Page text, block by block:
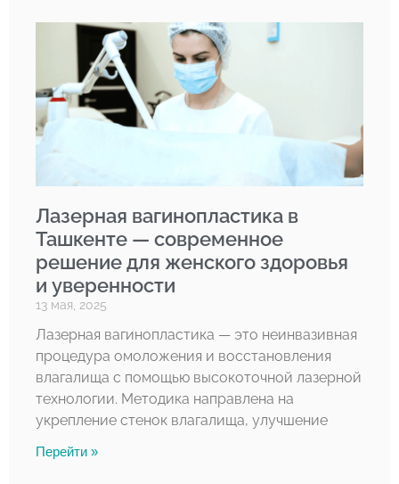
Лазерная вагинопластика в
Ташкенте — современное
решение для женского здоровья
и уверенности
13 мая, 2025
Лазерная вагинопластика — это неинвазивная
процедура омоложения и восстановления
влагалища с помощью высокоточной лазерной
технологии. Методика направлена на
укрепление стенок влагалища, улучшение
Перейти »